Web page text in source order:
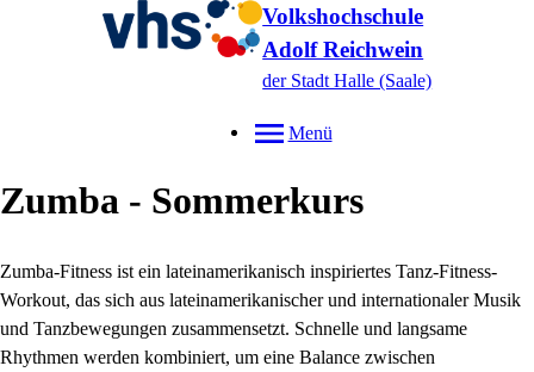
Volkshochschule
Adolf Reichwein
der Stadt Halle (Saale)
Menü
Zumba - Sommerkurs
Zumba-Fitness ist ein lateinamerikanisch inspiriertes Tanz-Fitness-
Workout, das sich aus lateinamerikanischer und internationaler Musik
und Tanzbewegungen zusammensetzt. Schnelle und langsame
Rhythmen werden kombiniert, um eine Balance zwischen